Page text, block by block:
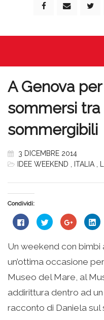
A Genova
sommersi
sommergibili
3 DICEMBRE 2014
IDEE WEEKEND
ITALIA
Condividi:
Fai
clic
su
Facebook
(Si
apre
una
nuova
finestra)
Fai
clic
condividere
su
(Si
in
una
nuova
finestra)
Fai
clic
su
(Si
in
una
nuova
finestra)
Fai
clic
su
(Si
in
Un weekend con
un’ottima occasione
Museo del Mare, al
addirittura dentro ad
racconto di Daniela sul